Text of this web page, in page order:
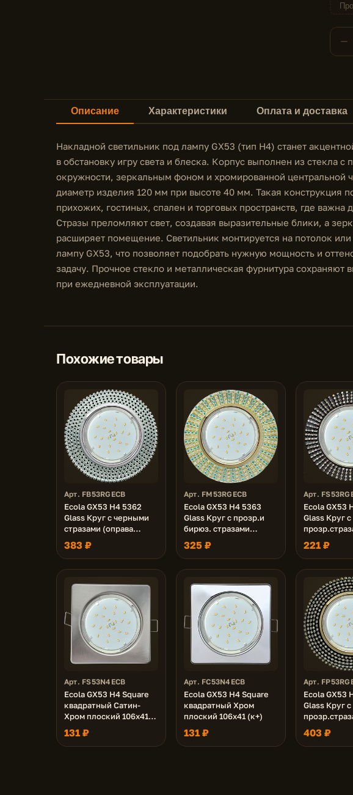
−
Описание Характеристики Оплата и доставка
Накладной светильник под лампу GX53 (тип H4) станет
в обстановку игру света и блеска. Корпус выполнен из стекла с
окружности, зеркальным фоном и хромированной центральной
диаметр изделия 120 мм при высоте 40 мм. Такая конструкция
прихожих, гостиных, спален и торговых пространств, где важна
Стразы преломляют свет, создавая выразительные блики, а
расширяет помещение. Светильник монтируется на потолок
лампу GX53, что позволяет подобрать нужную мощность и
задачу. Прочное стекло и металлическая фурнитура сохраняют
при ежедневной эксплуатации.
Похожие товары
Арт. FB53RGECB
Ecola GX53 H4 5362
Glass Круг с черными
стразами (оправа
хром)/фон зерк./
центр.часть хром
40x120 (к+)
383 ₽
Арт. FM53RGECB
Ecola GX53 H4 5363
Glass Круг с прозр.и
бирюз. стразами
(оправа золото)/фон
зерк./центр.часть
золото 40x120 (к+)
325 ₽
Арт.
Ecola GX53
Glass Круг с
(оправа
черн./
40x120 (к+)
221 ₽
Арт. FS53N4ECB
Ecola GX53 H4 Square
квадратный Сатин-
Хром плоский 106x41
(к+)
131 ₽
Арт. FC53N4ECB
Ecola GX53 H4 Square
квадратный Хром
плоский 106x41 (к+)
131 ₽
Арт.
Ecola GX53
Glass Круг с
(оправа
черный./
золото
403 ₽